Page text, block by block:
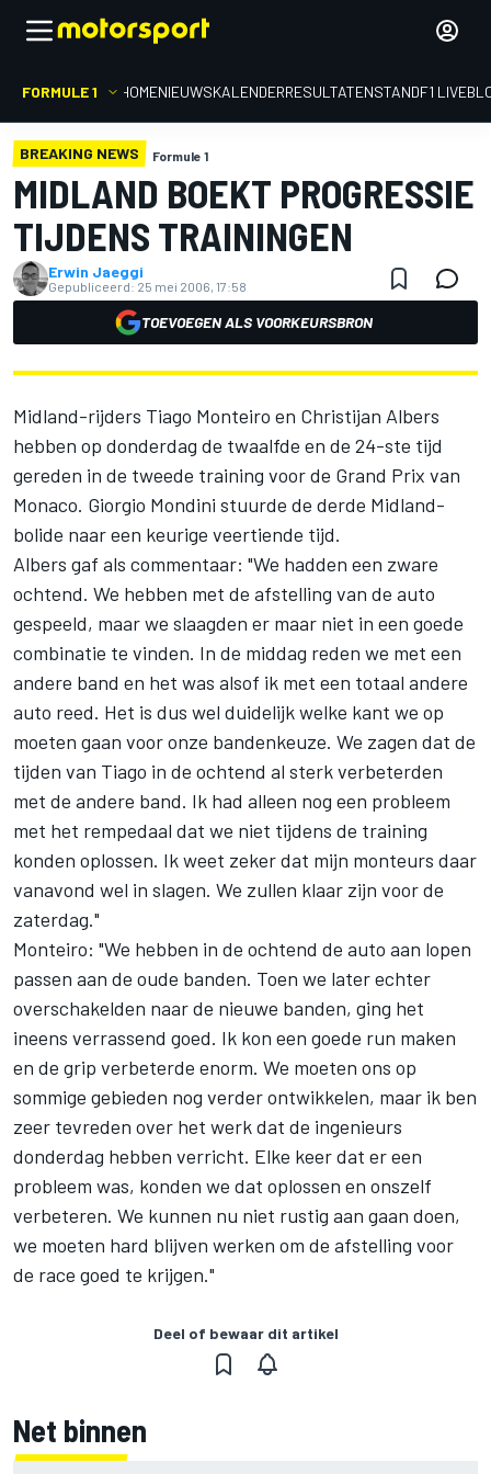
FORMULE 1 HOMENIEUWSKALENDERRESULTATENSTANDF1
BREAKING NEWS Formule 1
MIDLAND BOEKT PROGRESSIE
TIJDENS TRAININGEN
Erwin Jaeggi
Gepubliceerd: 25 mei 2006, 17:58
TOEVOEGEN ALS VOORKEURSBRON
Midland-rijders Tiago Monteiro en Christijan Albers
hebben op donderdag de twaalfde en de 24-ste tijd
gereden in de tweede training voor de Grand Prix van
Monaco. Giorgio Mondini stuurde de derde Midland-
bolide naar een keurige veertiende tijd.
Albers gaf als commentaar: "We hadden een zware
ochtend. We hebben met de afstelling van de auto
gespeeld, maar we slaagden er maar niet in een goede
combinatie te vinden. In de middag reden we met een
andere band en het was alsof ik met een totaal andere
auto reed. Het is dus wel duidelijk welke kant we op
moeten gaan voor onze bandenkeuze. We zagen dat de
tijden van Tiago in de ochtend al sterk verbeterden
met de andere band. Ik had alleen nog een probleem
met het rempedaal dat we niet tijdens de training
konden oplossen. Ik weet zeker dat mijn monteurs daar
vanavond wel in slagen. We zullen klaar zijn voor de
zaterdag."
Monteiro: "We hebben in de ochtend de auto aan lopen
passen aan de oude banden. Toen we later echter
overschakelden naar de nieuwe banden, ging het
ineens verrassend goed. Ik kon een goede run maken
en de grip verbeterde enorm. We moeten ons op
sommige gebieden nog verder ontwikkelen, maar ik ben
zeer tevreden over het werk dat de ingenieurs
donderdag hebben verricht. Elke keer dat er een
probleem was, konden we dat oplossen en onszelf
verbeteren. We kunnen nu niet rustig aan gaan doen,
we moeten hard blijven werken om de afstelling voor
de race goed te krijgen."
Deel of bewaar dit artikel
Net binnen